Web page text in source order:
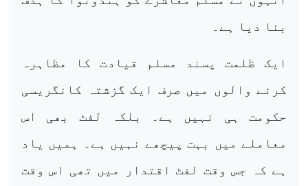
بنا دیا ہے۔
ایک ظلمت پسند مسلم قیادت کا مظاہرہ
کرنے والوں میں صرف ایک گزشتہ کانگریسی
حکومت ہی نہیں ہے۔ بلکہ لفٹ بھی اس
معاملے میں بہت پیچھے نہیں ہے۔ ہمیں یاد
ہے کہ جس وقت لفٹ اقتدار میں تھی اس وقت